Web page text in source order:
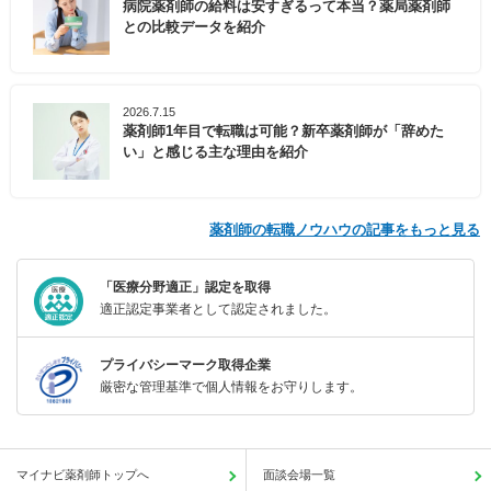
病院薬剤師の給料は安すぎるって本当？薬局薬剤師
との比較データを紹介
2026.7.15
薬剤師1年目で転職は可能？新卒薬剤師が「辞めた
い」と感じる主な理由を紹介
薬剤師の転職ノウハウの記事をもっと見る
「医療分野適正」認定を取得
適正認定事業者として認定されました。
プライバシーマーク取得企業
厳密な管理基準で個人情報をお守りします。
マイナビ薬剤師トップへ 面談会場一覧